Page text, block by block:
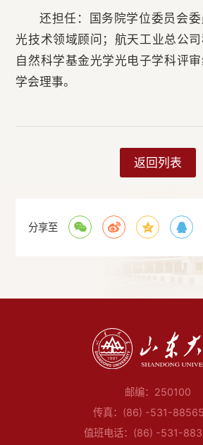
还担任：国务院学位委员会
光技术领域顾问；航天工业总公
自然科学基金光学光电子学科评
学会理事。
返回列表
分享至
邮编：250100
传真：(86) -531-
值班电话：(86) -531-